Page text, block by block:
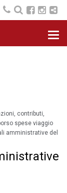
contributi,
spese viaggio
amministrative del